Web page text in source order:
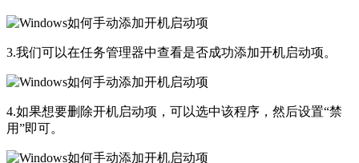
3.我们可以在任务管理器中查看是否成功添加开机启动项。
4.如果想要删除开机启动项，可以选中该程序，然后设置“禁
用”即可。